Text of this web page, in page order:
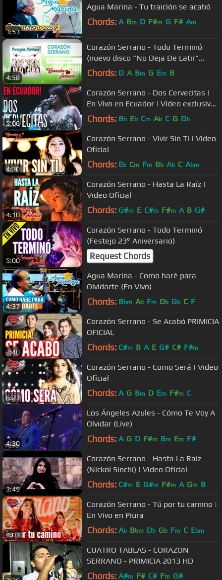
3:53
Agua Marina - Tu traición se acabó
Chords: A Bm D F#m G F# Am
4:58
Corazón Serrano - Todo Terminó
(nuevo disco "No Deja De Latir"
2016)
Chords: D A Bm G Em B
5:06
Corazón Serrano - Dos Cervecitas |
En Vivo en Ecuador | Video exclusivo
4K
Chords: Bb Eb Cm Ab C G Db
4:30
Corazón Serrano - Vivir Sin Ti | Video
Oficial
Chords: Eb Cm Fm Bb Ab C Abm
4:10
Corazón Serrano - Hasta La Raíz |
Video Oficial
Chords: G#m E C#m F#m A B G#
5:00
Corazón Serrano - Todo Terminó
(Festejo 23° Aniversario)
Request Chords
4:37
Agua Marina - Como haré para
Olvidarte (En Vivo)
Chords: Bbm Ab Fm Db Gb C F
3:40
Corazón Serrano - Se Acabó PRIMICIA
OFICIAL
Chords: C#m B A E G# C# F#m
6:23
Corazón Serrano - Como Será | Video
Oficial
Chords: A G Bm D Em F#m C
4:30
Los Ángeles Azules - Cómo Te Voy A
Olvidar (Live)
Chords: A G D F#m Bm Em F#
3:49
Corazón Serrano - Hasta La Raíz
(Nickol Sinchi) | Video Oficial
Chords: C#m E G#m F#m A Gm B
4:03
Corazón Serrano - Tú por tu camino |
En Vivo en Piura
Chords: Ab Bbm Db Gb Fm C Ebm
CUATRO TABLAS - CORAZON
SERRANO - PRIMICIA 2013 HD
Chords: A#m F# C# Fm G#